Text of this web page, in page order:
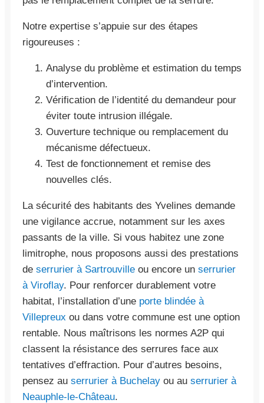
Notre expertise s’appuie sur des étapes
rigoureuses :
Analyse du problème et estimation du temps
d’intervention.
Vérification de l’identité du demandeur pour
éviter toute intrusion illégale.
Ouverture technique ou remplacement du
mécanisme défectueux.
Test de fonctionnement et remise des
nouvelles clés.
La sécurité des habitants des Yvelines demande
une vigilance accrue, notamment sur les axes
passants de la ville. Si vous habitez une zone
limitrophe, nous proposons aussi des prestations
de serrurier à Sartrouville ou encore un serrurier
à Viroflay. Pour renforcer durablement votre
habitat, l’installation d’une porte blindée à
Villepreux ou dans votre commune est une option
rentable. Nous maîtrisons les normes A2P qui
classent la résistance des serrures face aux
tentatives d’effraction. Pour d’autres besoins,
pensez au serrurier à Buchelay ou au serrurier à
Neauphle-le-Château.